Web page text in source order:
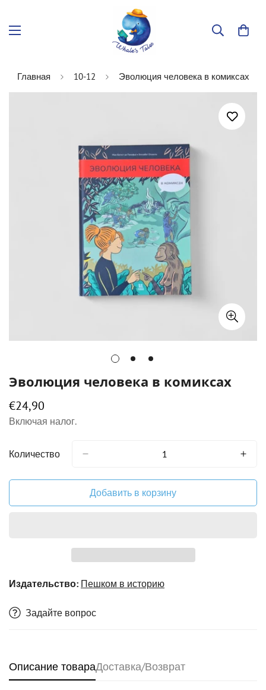
Главная 10-12 Эволюция человека в комиксах
Эволюция человека в комиксах
Обычная
цена
€24,90
Включая налог.
Количество
Добавить в корзину
Издательство: Пешком в историю
Задайте вопрос
Описание товараДоставка/Возврат